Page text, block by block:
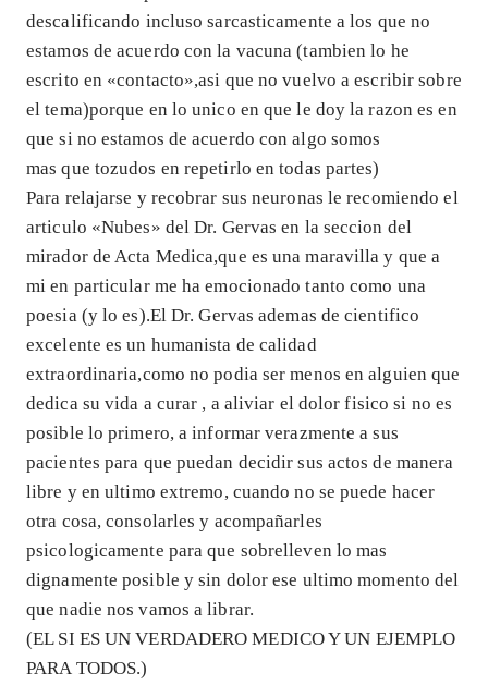
descalificando incluso sarcasticamente a los que no
estamos de acuerdo con la vacuna (tambien lo he
escrito en «contacto»,asi que no vuelvo a escribir sobre
el tema)porque en lo unico en que le doy la razon es en
que si no estamos de acuerdo con algo somos
mas que tozudos en repetirlo en todas partes)
Para relajarse y recobrar sus neuronas le recomiendo el
articulo «Nubes» del Dr. Gervas en la seccion del
mirador de Acta Medica,que es una maravilla y que a
mi en particular me ha emocionado tanto como una
poesia (y lo es).El Dr. Gervas ademas de cientifico
excelente es un humanista de calidad
extraordinaria,como no podia ser menos en alguien que
dedica su vida a curar , a aliviar el dolor fisico si no es
posible lo primero, a informar verazmente a sus
pacientes para que puedan decidir sus actos de manera
libre y en ultimo extremo, cuando no se puede hacer
otra cosa, consolarles y acompañarles
psicologicamente para que sobrelleven lo mas
dignamente posible y sin dolor ese ultimo momento del
que nadie nos vamos a librar.
(EL SI ES UN VERDADERO MEDICO Y UN EJEMPLO
PARA TODOS.)